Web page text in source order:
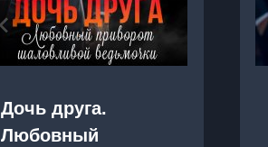
Дочь друга.
Любовный